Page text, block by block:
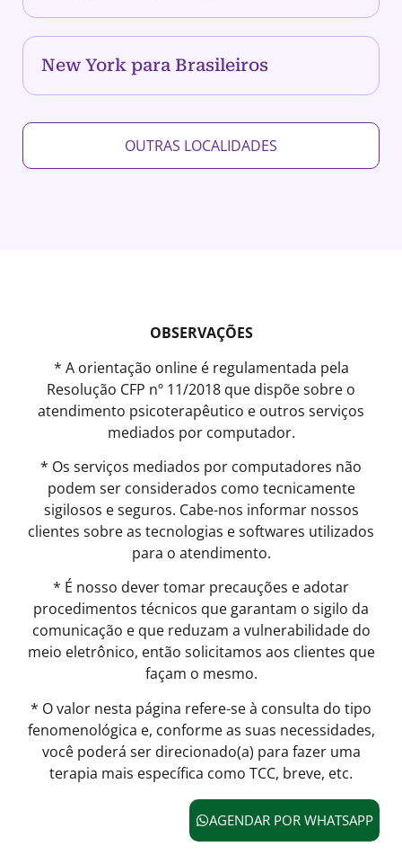
New York para Brasileiros
OUTRAS LOCALIDADES
OBSERVAÇÕES
* A orientação online é regulamentada pela
Resolução CFP nº 11/2018 que dispõe sobre o
atendimento psicoterapêutico e outros serviços
mediados por computador.
* Os serviços mediados por computadores não
podem ser considerados como tecnicamente
sigilosos e seguros. Cabe-nos informar nossos
clientes sobre as tecnologias e softwares utilizados
para o atendimento.
* É nosso dever tomar precauções e adotar
procedimentos técnicos que garantam o sigilo da
comunicação e que reduzam a vulnerabilidade do
meio eletrônico, então solicitamos aos clientes que
façam o mesmo.
* O valor nesta página refere-se à consulta do tipo
fenomenológica e, conforme as suas necessidades,
você poderá ser direcionado(a) para fazer uma
terapia mais específica como TCC, breve, etc.
AGENDAR POR WHATSAPP